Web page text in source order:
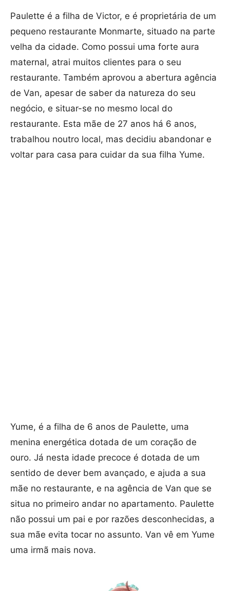
Paulette é a filha de Victor, e é proprietária de um
pequeno restaurante Monmarte, situado na parte
velha da cidade. Como possui uma forte aura
maternal, atrai muitos clientes para o seu
restaurante. Também aprovou a abertura agência
de Van, apesar de saber da natureza do seu
negócio, e situar-se no mesmo local do
restaurante. Esta mãe de 27 anos há 6 anos,
trabalhou noutro local, mas decidiu abandonar e
voltar para casa para cuidar da sua filha Yume.
Yume, é a filha de 6 anos de Paulette, uma
menina energética dotada de um coração de
ouro. Já nesta idade precoce é dotada de um
sentido de dever bem avançado, e ajuda a sua
mãe no restaurante, e na agência de Van que se
situa no primeiro andar no apartamento. Paulette
não possui um pai e por razões desconhecidas, a
sua mãe evita tocar no assunto. Van vê em Yume
uma irmã mais nova.